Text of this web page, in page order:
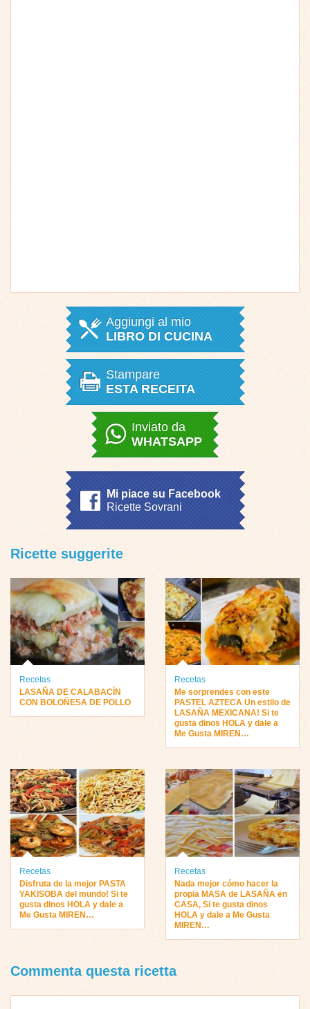
Aggiungi al mio
LIBRO DI CUCINA
Stampare
ESTA RECEITA
Inviato da
WHATSAPP
Mi piace su Facebook
Ricette Sovrani
Ricette suggerite
Recetas
LASAÑA DE CALABACÍN
CON BOLOÑESA DE POLLO
Recetas
Me sorprendes con este
PASTEL AZTECA Un estilo de
LASAÑA MEXICANA! Si te
gusta dinos HOLA y dale a
Me Gusta MIREN…
Recetas
Disfruta de la mejor PASTA
YAKISOBA del mundo! Si te
gusta dinos HOLA y dale a
Me Gusta MIREN…
Recetas
Nada mejor cómo hacer la
propia MASA de LASAÑA en
CASA, Si te gusta dinos
HOLA y dale a Me Gusta
MIREN…
Commenta questa ricetta